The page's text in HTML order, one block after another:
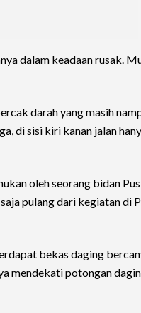
dalam keadaan rusak.
darah yang masih
di sisi kiri kanan jalan
oleh seorang bidan
pulang dari kegiatan di
bekas daging
mendekati potongan